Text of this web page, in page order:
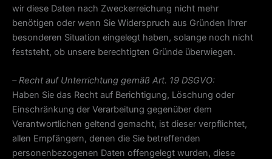
wir diese Daten nach Zweckerreichung nicht mehr
benötigen oder wenn Sie Widerspruch aus Gründen Ihrer
besonderen Situation eingelegt haben, solange noch nicht
feststeht, ob unsere berechtigten Gründe überwiegen.
– Recht auf Unterrichtung gemäß Art. 19 DSGVO:
Haben Sie das Recht auf Berichtigung, Löschung oder
Einschränkung der Verarbeitung gegenüber dem
Verantwortlichen geltend gemacht, ist dieser verpflichtet,
allen Empfängern, denen die Sie betreffenden
personenbezogenen Daten offengelegt wurden, diese